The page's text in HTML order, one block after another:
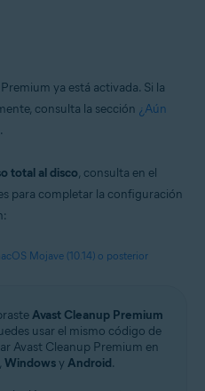
ya está activada. Si la
consulta la sección ¿Aún
total al disco, consulta en el
para completar la configuración
Mojave (10.14) o posterior
Avast Cleanup Premium
usar el mismo código de
Avast Cleanup Premium en
, Windowsy Android.